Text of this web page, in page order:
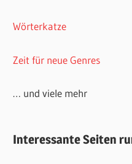
Wörterkatze
Zeit für neue Genres
… und viele mehr
Interessante Seiten